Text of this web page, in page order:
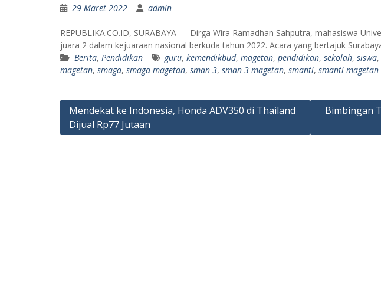
29 Maret 2022 admin
REPUBLIKA.CO.ID, SURABAYA — Dirga Wira Ramadhan Sahputra, mahasiswa
juara 2 dalam kejuaraan nasional berkuda tahun 2022. Acara yang bertajuk
Berita, Pendidikan guru, kemendikbud, magetan, pendidikan, sekolah, siswa,
magetan, smaga, smaga magetan, sman 3, sman 3 magetan, smanti, smanti magetan
Navigasi
pos
Mendekat ke Indonesia, Honda ADV350 di Thailand
Dijual Rp77 Jutaan
Bimbingan